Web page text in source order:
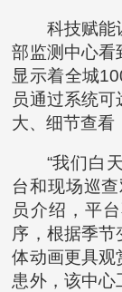
科技赋能
部监测中心看
显示着全城
员通过系统
大、细节查看
“我们白
台和现场巡
员介绍，平
序，根据季
体动画更具观
患外，该中心